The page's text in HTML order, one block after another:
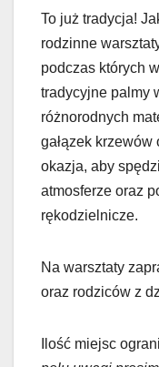
To już tradycja!
rodzinne
podczas których
tradycyjne palmy
różnorodnych
gałązek krzewów
okazja, aby
atmosferze oraz
rękodzielnicze.
Na warsztaty
oraz rodziców z
Ilość miejsc